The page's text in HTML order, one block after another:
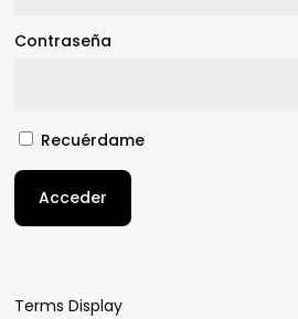
Contraseña
Recuérdame
Acceder
Terms Display